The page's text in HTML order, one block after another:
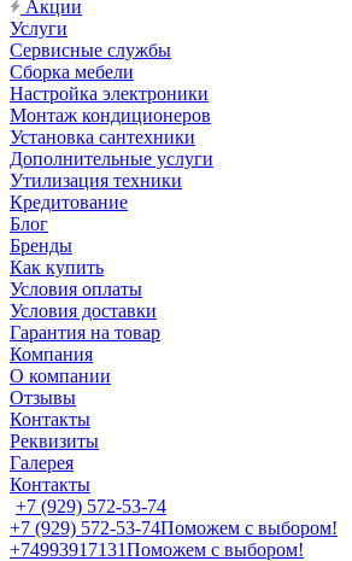
Акции
Услуги
Сервисные службы
Сборка мебели
Настройка электроники
Монтаж кондиционеров
Установка сантехники
Дополнительные услуги
Утилизация техники
Кредитование
Блог
Бренды
Как купить
Условия оплаты
Условия доставки
Гарантия на товар
Компания
О компании
Отзывы
Контакты
Реквизиты
Галерея
Контакты
+7 (929) 572-53-74
+7 (929) 572-53-74Поможем с выбором!
+74993917131Поможем с выбором!